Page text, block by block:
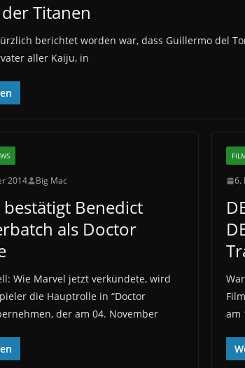
Titanen
berichtet worden war, dass Guillermo del
aller Kaiju, in
2014 Big Mac
Benedict
als Doctor
Wie Marvel jetzt verkündete, wird
die Hauptrolle in “Doctor
der am 04. November
6.
am